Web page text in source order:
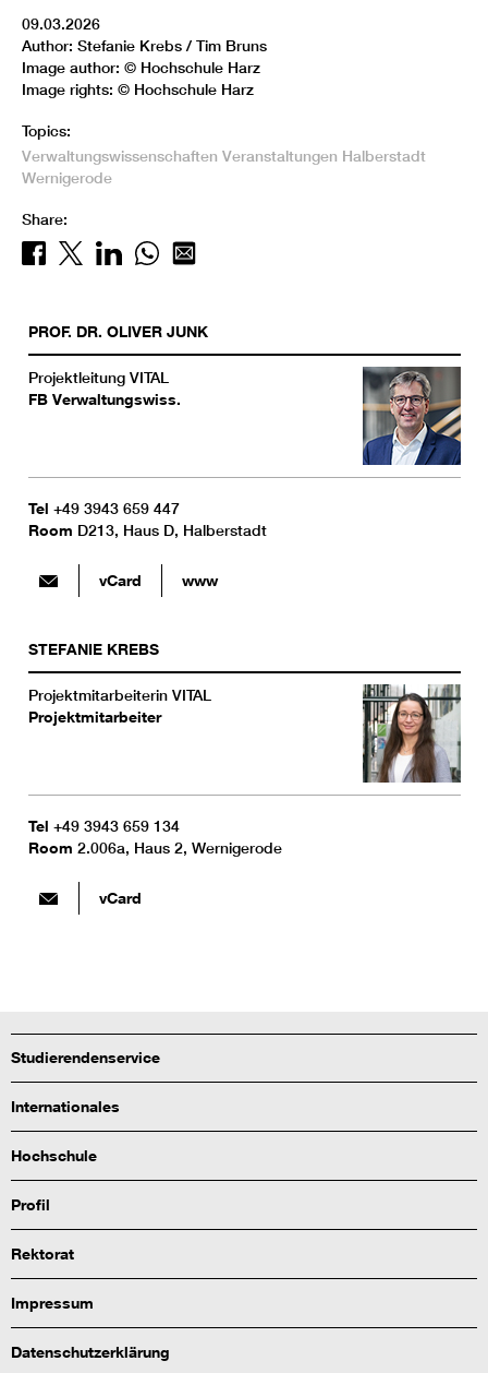
09.03.2026
Author: Stefanie Krebs / Tim Bruns
Image author: © Hochschule Harz
Image rights: © Hochschule Harz
Topics:
Verwaltungswissenschaften Veranstaltungen Halberstadt
Wernigerode
Share:
PROF. DR. OLIVER JUNK
Projektleitung VITAL
FB Verwaltungswiss.
Tel +49 3943 659 447
Room D213, Haus D, Halberstadt
vCard www
STEFANIE KREBS
Projektmitarbeiterin VITAL
Projektmitarbeiter
Tel +49 3943 659 134
Room 2.006a, Haus 2, Wernigerode
vCard
Studierendenservice
Internationales
Hochschule
Profil
Rektorat
Impressum
Datenschutzerklärung